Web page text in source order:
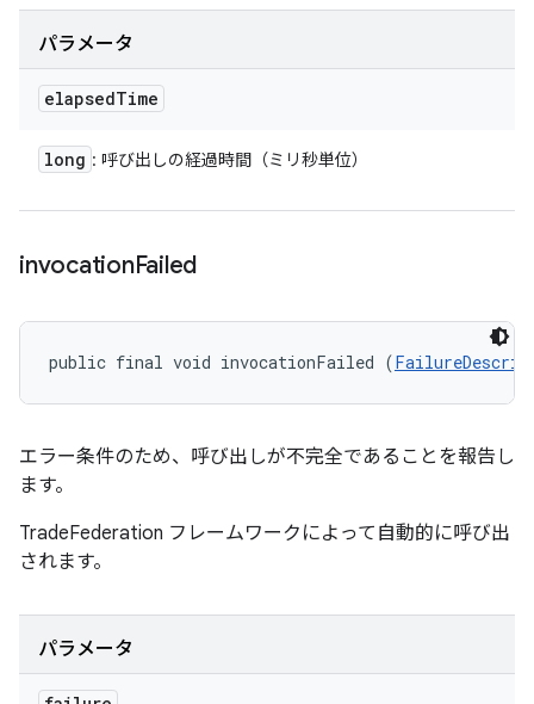
パラメータ
elapsedTime
long : 呼び出しの経過時間（ミリ秒単位）
invocationFailed
public final void invocationFailed (
エラー条件のため、呼び出しが不完全であることを報告し
ます。
TradeFederation フレームワークによって自動的に呼び出
されます。
パラメータ